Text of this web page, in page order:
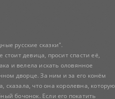
русские сказки".
стоит девица, просит спасти её,
и велела искать оловянное
дворце. За ним и за его конём
что она королевна, которую
бочонок. Если его покатить